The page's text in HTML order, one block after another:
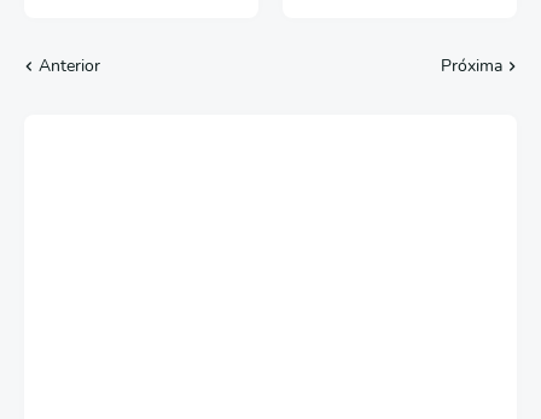
Anterior Próxima